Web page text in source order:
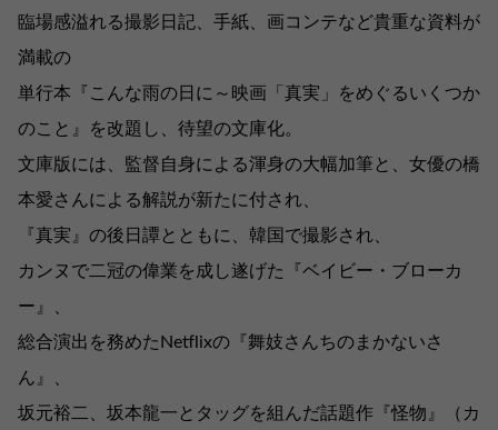
臨場感溢れる撮影日記、手紙、画コンテなど貴重な資料が
満載の
単行本『こんな雨の日に～映画「真実」をめぐるいくつか
のこと』を改題し、待望の文庫化。
文庫版には、監督自身による渾身の大幅加筆と、女優の橋
本愛さんによる解説が新たに付され、
『真実』の後日譚とともに、韓国で撮影され、
カンヌで二冠の偉業を成し遂げた『ベイビー・ブローカ
ー』、
総合演出を務めたNetflixの『舞妓さんちのまかないさ
ん』、
坂元裕二、坂本龍一とタッグを組んだ話題作『怪物』（カ